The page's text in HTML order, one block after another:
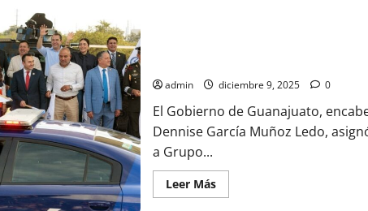
admin diciembre 9, 2025 0
El Gobierno de Guanajuato,
Dennise García Muñoz Ledo,
a Grupo...
Leer MásLeer
más